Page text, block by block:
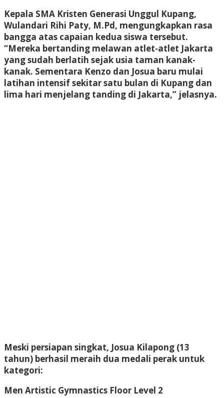
Kepala SMA Kristen Generasi Unggul Kupang,
Wulandari Rihi Paty, M.Pd, mengungkapkan rasa
bangga atas capaian kedua siswa tersebut.
“Mereka bertanding melawan atlet-atlet Jakarta
yang sudah berlatih sejak usia taman kanak-
kanak. Sementara Kenzo dan Josua baru mulai
latihan intensif sekitar satu bulan di Kupang dan
lima hari menjelang tanding di Jakarta,” jelasnya.
Meski persiapan singkat, Josua Kilapong (13
tahun) berhasil meraih dua medali perak untuk
kategori:
Men Artistic Gymnastics Floor Level 2